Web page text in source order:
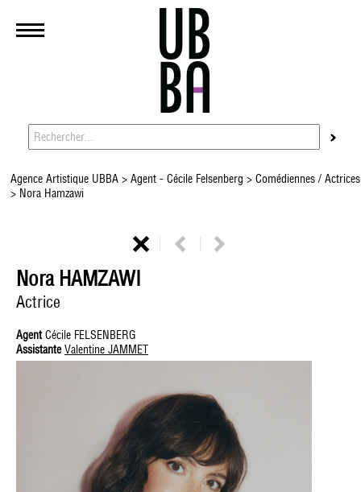
Agence Artistique UBBA>Agent - Cécile Felsenberg > Comédiennes / Actrices
> Nora Hamzawi
Nora HAMZAWI
Actrice
AgentCécile FELSENBERG
Assistante Valentine JAMMET